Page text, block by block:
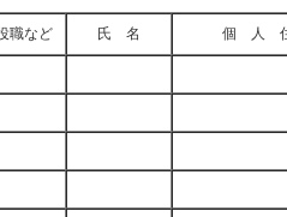
職など 氏 名 個 人